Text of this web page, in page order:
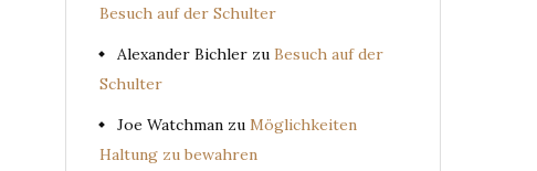
Besuch auf der Schulter
Alexander Bichler zu Besuch auf der
Schulter
Joe Watchman zu Möglichkeiten
Haltung zu bewahren